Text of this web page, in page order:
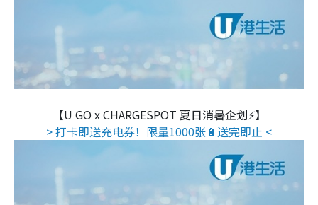
【U GO x CHARGESPOT 夏日消暑企划⚡】
> 打卡即送充电券！限量1000张🔋送完即止 <